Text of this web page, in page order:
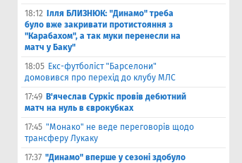
18:12
Ілля БЛИЗНЮК: "Динамо" треба
було вже закривати протистояння з
"Карабахом", а так муки перенесли на
матч у Баку"
18:05 Екс-футболіст "Барселони"
домовився про перехід до клубу МЛС
17:49 В'ячеслав Суркіс провів дебютний
матч на нуль в єврокубках
17:45 "Монако" не веде переговорів щодо
трансферу Лукаку
17:37 "Динамо" вперше у сезоні здобуло